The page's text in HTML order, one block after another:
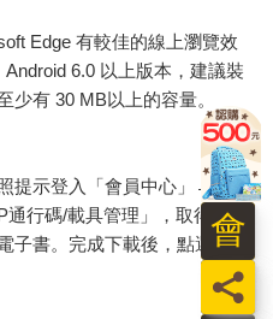
Edge 有較佳的線上瀏覽效
6.0 以上版本，建議裝
少有 30 MB以上的容量。
提示登入「會員中心」→「我
行碼/載具管理」，取得通行
子書。完成下載後，點選任一
員
會